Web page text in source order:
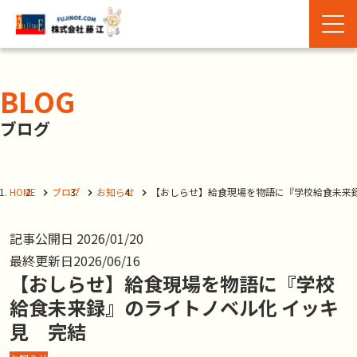
BLOG
ブログ
HOME ブログ お知らせ 【おしらせ】給食現場を物語に『学校給食未
記事公開日 2026/01/20
最終更新日2026/06/16
【おしらせ】給食現場を物語に『学校
給食未来録』のライトノベル化 イッキ
見 完結